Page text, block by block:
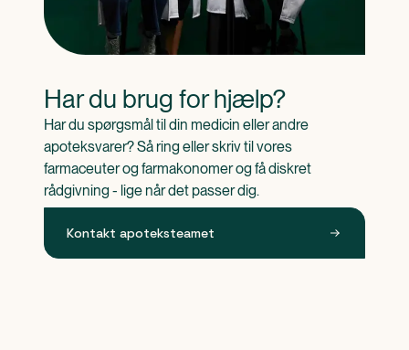
Har du brug for hjælp?
Har du spørgsmål til din medicin eller andre
apoteksvarer? Så ring eller skriv til vores
farmaceuter og farmakonomer og få diskret
rådgivning - lige når det passer dig.
Kontakt apoteksteamet